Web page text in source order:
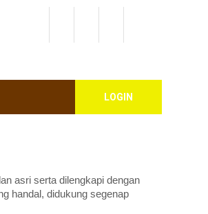
LOGIN
asri serta dilengkapi dengan
handal, didukung segenap